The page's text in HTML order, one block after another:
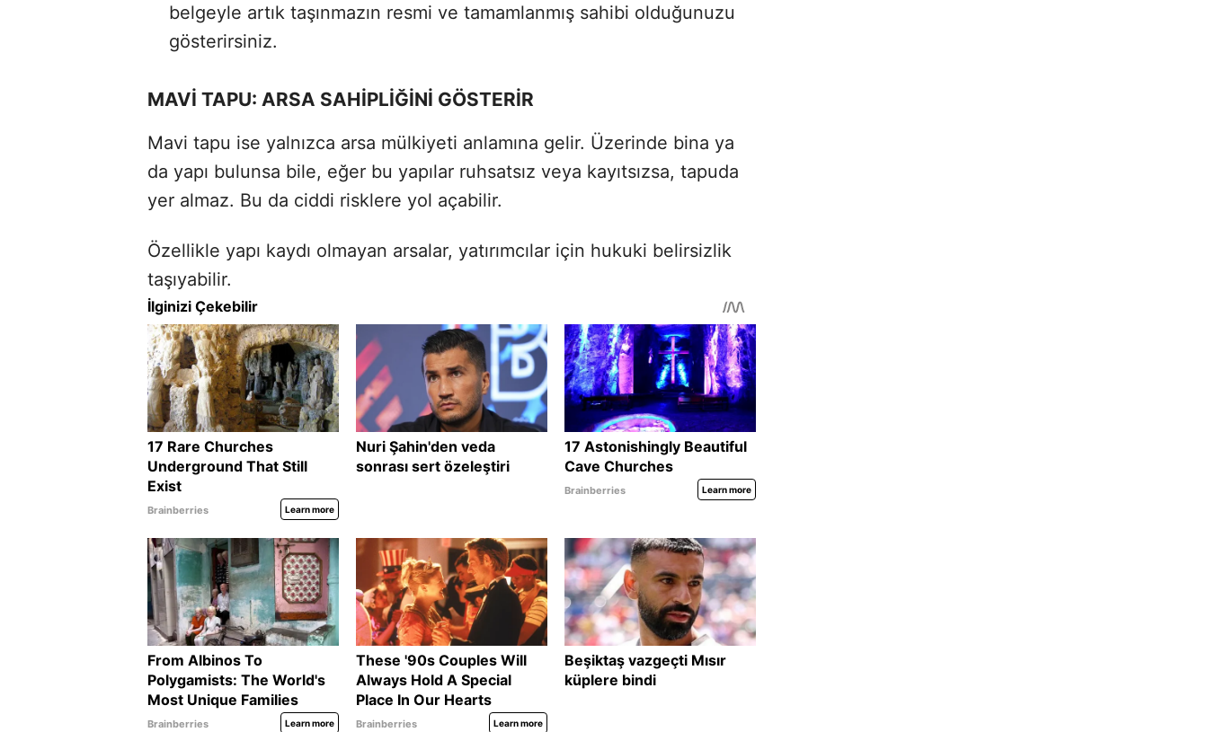
belgeyle artık taşınmazın resmi ve tamamlanmış sahibi olduğunuzu
gösterirsiniz.
MAVİ TAPU: ARSA SAHİPLİĞİNİ GÖSTERİR
Mavi tapu ise yalnızca arsa mülkiyeti anlamına gelir. Üzerinde bina ya
da yapı bulunsa bile, eğer bu yapılar ruhsatsız veya kayıtsızsa, tapuda
yer almaz. Bu da ciddi risklere yol açabilir.
Özellikle yapı kaydı olmayan arsalar, yatırımcılar için hukuki belirsizlik
taşıyabilir.